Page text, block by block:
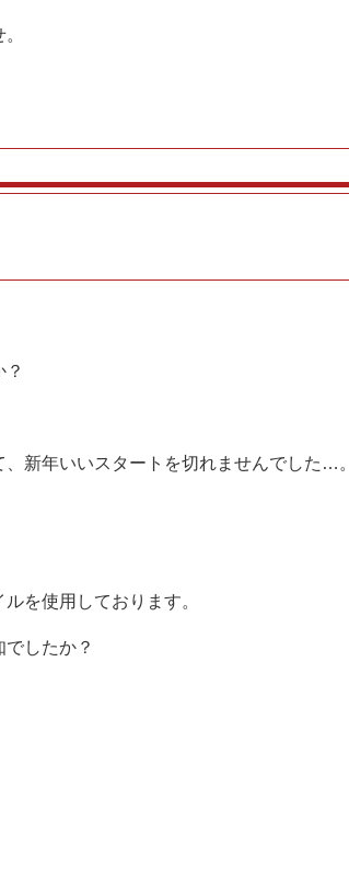
新年いいスタートを切れませんでした…。
を使用しております。
したか？